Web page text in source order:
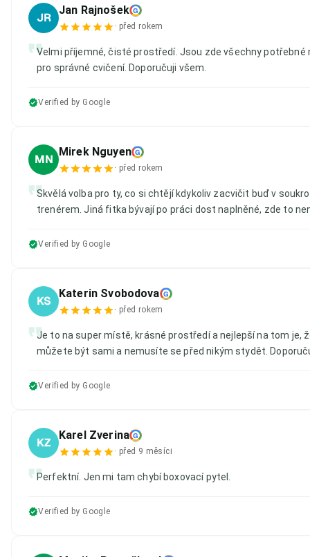
JR Jan Rajnošek G
· před rokem
Velmi příjemné, čisté prostředí. Jsou zde všechny potřebné
pro správné cvičení. Doporučuji všem.
Verified by Google
MN Mirek Nguyen G
· před rokem
Skvělá volba pro ty, co si chtějí kdykoliv zacvičit buď v
trenérem. Jiná fitka bývají po práci dost naplněné, zde to
Verified by Google
KS Katerin Svobodova G
· před rokem
Je to na super místě, krásné prostředí a nejlepší na tom je,
můžete být sami a nemusíte se před nikým stydět.
Verified by Google
KZ Karel Zverina G
· před 9 měsíci
Perfektní. Jen mi tam chybí boxovací pytel.
Verified by Google